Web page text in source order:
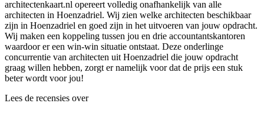
architectenkaart.nl opereert volledig onafhankelijk van alle
architecten in Hoenzadriel. Wij zien welke architecten beschikbaar
zijn in Hoenzadriel en goed zijn in het uitvoeren van jouw opdracht.
Wij maken een koppeling tussen jou en drie accountantskantoren
waardoor er een win-win situatie ontstaat. Deze onderlinge
concurrentie van architecten uit Hoenzadriel die jouw opdracht
graag willen hebben, zorgt er namelijk voor dat de prijs een stuk
beter wordt voor jou!
Lees de recensies over